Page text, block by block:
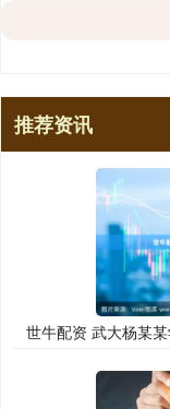
推荐资讯
世牛配资 武大杨某